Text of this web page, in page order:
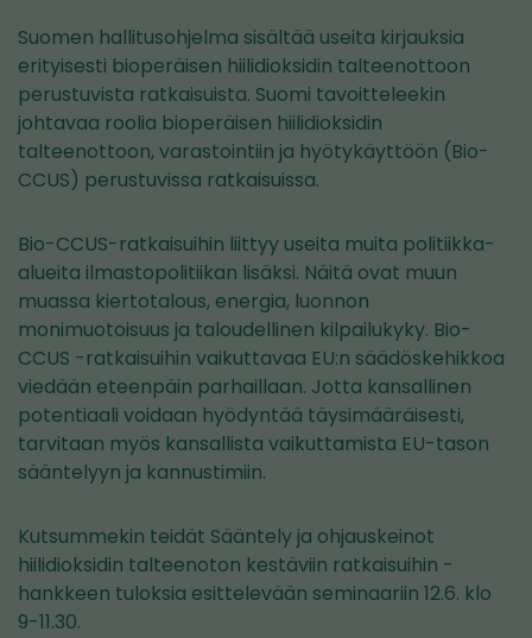
Suomen hallitusohjelma sisältää useita kirjauksia
erityisesti bioperäisen hiilidioksidin talteenottoon
perustuvista ratkaisuista. Suomi tavoitteleekin
johtavaa roolia bioperäisen hiilidioksidin
talteenottoon, varastointiin ja hyötykäyttöön (Bio-
CCUS) perustuvissa ratkaisuissa.
Bio-CCUS-ratkaisuihin liittyy useita muita politiikka-
alueita ilmastopolitiikan lisäksi. Näitä ovat muun
muassa kiertotalous, energia, luonnon
monimuotoisuus ja taloudellinen kilpailukyky. Bio-
CCUS -ratkaisuihin vaikuttavaa EU:n säädöskehikkoa
viedään eteenpäin parhaillaan. Jotta kansallinen
potentiaali voidaan hyödyntää täysimääräisesti,
tarvitaan myös kansallista vaikuttamista EU-tason
sääntelyyn ja kannustimiin.
Kutsummekin teidät Sääntely ja ohjauskeinot
hiilidioksidin talteenoton kestäviin ratkaisuihin -
hankkeen tuloksia esittelevään seminaariin 12.6. klo
9-11.30.